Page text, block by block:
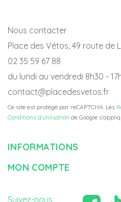
Nous contacter
Place des Vétos, 49 route de
02 35 59 67 88
du lundi au vendredi 8h30 -
contact@placedesvetos.fr
Ce site est protégé par reCAPTCHA. Les
Conditions d'utilisation de Google
INFORMATIONS
MON COMPTE
Suivez-nous